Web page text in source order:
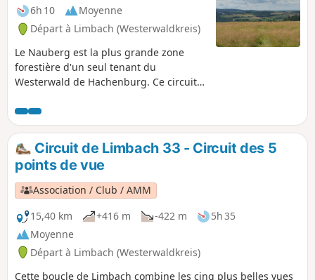
6h 10
Moyenne
Départ à Limbach (Westerwaldkreis)
Le Nauberg est la plus grande zone
forestière d'un seul tenant du
Westerwald de Hachenburg. Ce circuit
jusqu'à la fin de la réserve forestière
naturelle, juste avant Norken. Mais le
Nauberg est aussi synonyme
d'exploitation du basalte. Ce circuit vous
en dira plus à ce sujet et sur le conflit
entre l'exploitation du basalte et la forêt
naturelle.
Circuit de Limbach 33 - Circuit des 5
points de vue
Association / Club / AMM
15,40 km
+416 m -422 m
5h 35
Moyenne
Départ à Limbach (Westerwaldkreis)
Cette boucle de Limbach combine les cinq plus belles vues